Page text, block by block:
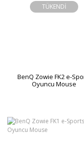
TÜKENDİ
BenQ Zowie FK2 e-
Oyuncu Mouse